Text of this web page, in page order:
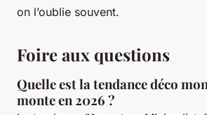
on l’oublie souvent.
Foire aux questions
Quelle est la tendance déco
monte en 2026 ?